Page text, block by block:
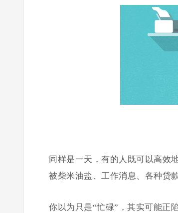
同样是一天，有的人既可以高效
被柴米油盐、工作消息、各种贷
你以为只是“忙碌”，其实可能正